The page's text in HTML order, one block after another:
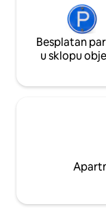
Besplatan
u sklopu